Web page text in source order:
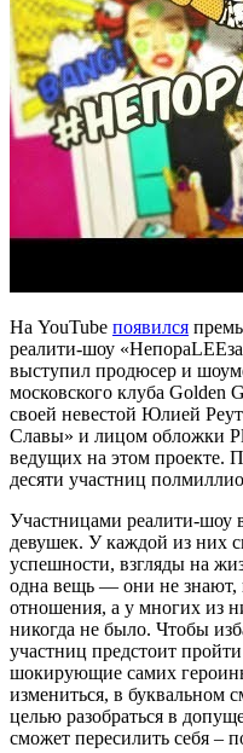
На YouTube появился
реалити-шоу
выступил продюсер и
московского клуба Golden
своей невестой Юлией
Славы» и лицом обложки
ведущих на этом проекте.
десяти участниц
Участницами реалити-шоу
девушек. У каждой из них
успешности, взгляды на
одна вещь — они не знают,
отношения, а у многих из
никогда не было. Чтобы
участниц предстоит
шокирующие самих
измениться, в буквальном
целью разобраться в
сможет пересилить себя –